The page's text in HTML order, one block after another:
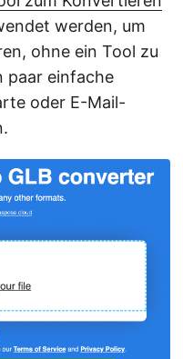
werden, um
ohne ein Tool zu
paar einfache
oder E-Mail-